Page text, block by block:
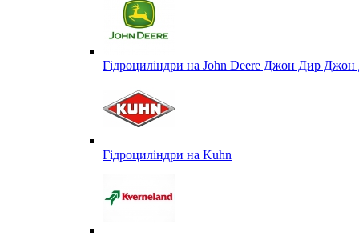
Гідроциліндри на John Deere Джон Дир Джон
Гідроциліндри на Kuhn